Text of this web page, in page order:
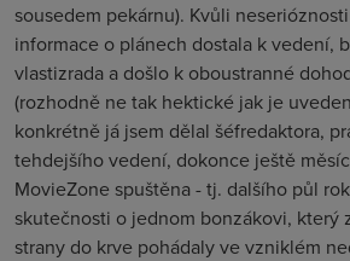
sousedem pekárnu). Kvůli
informace o plánech dostala k vedení,
vlastizrada a došlo k oboustranné
(rozhodně ne tak hektické jak je
konkrétně já jsem dělal šéfredaktora,
tehdejšího vedení, dokonce ještě
MovieZone spuštěna - tj. dalšího půl
skutečnosti o jednom bonzákovi, který
strany do krve pohádaly ve vzniklém